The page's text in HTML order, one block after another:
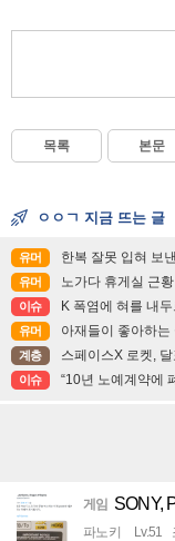
목록 본문
ㅇㅇㄱ 지금 뜨는 글
유머 한복 잘못 입혀 보
유머 노가다 휴게실 근황
이슈 K 폭염에 혀를 내
유머 아재들이 좋아하는
계층 스페이스X 로켓,
이슈 “10년 노예계약에 폐
게임 SONY,
파노키 Lv.51